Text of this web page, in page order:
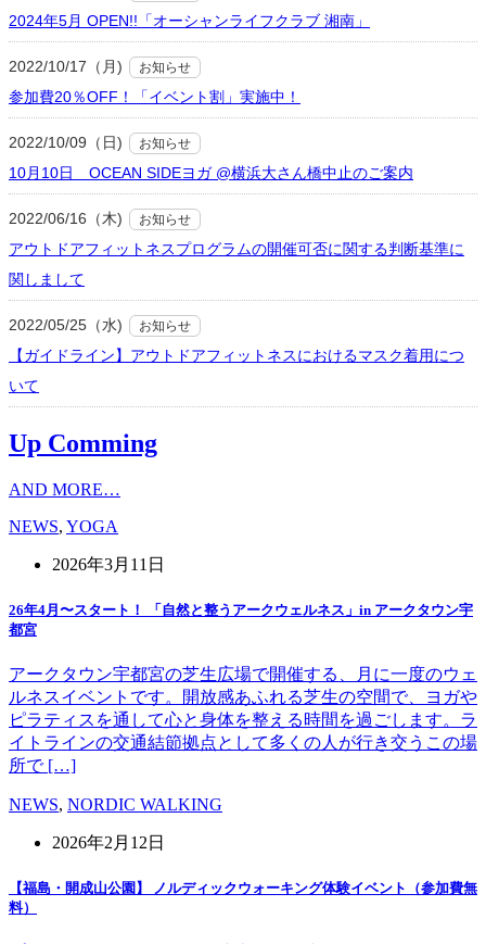
2024年5月 OPEN!!「オーシャンライフクラブ 湘南」
2022/10/17（月) お知らせ
参加費20％OFF！「イベント割」実施中！
2022/10/09（日) お知らせ
10月10日 OCEAN SIDEヨガ @横浜大さん橋中止のご案内
2022/06/16（木) お知らせ
アウトドアフィットネスプログラムの開催可否に関する判断基準に
関しまして
2022/05/25（水) お知らせ
【ガイドライン】アウトドアフィットネスにおけるマスク着用につ
いて
Up Comming
AND MORE…
NEWS, YOGA
2026年3月11日
26年4月〜スタート！ 「自然と整うアークウェルネス」in アークタウン宇
都宮
アークタウン宇都宮の芝生広場で開催する、月に一度のウェ
ルネスイベントです。開放感あふれる芝生の空間で、ヨガや
ピラティスを通して心と身体を整える時間を過ごします。ラ
イトラインの交通結節拠点として多くの人が行き交うこの場
所で […]
NEWS, NORDIC WALKING
2026年2月12日
【福島・開成山公園】 ノルディックウォーキング体験イベント（参加費無
料）